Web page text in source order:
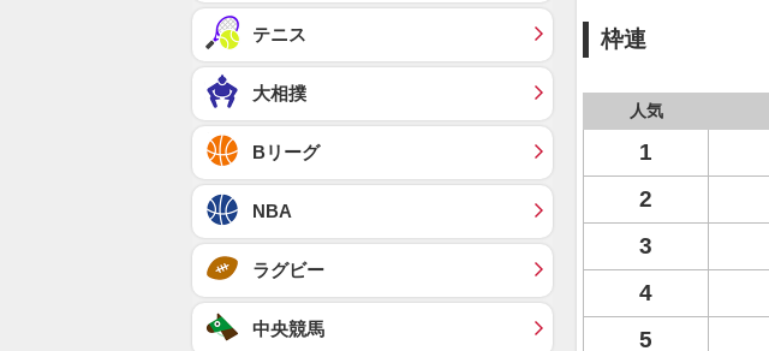
枠連
人気
1
2
3
4
5
テニス
大相撲
Bリーグ
NBA
ラグビー
中央競馬